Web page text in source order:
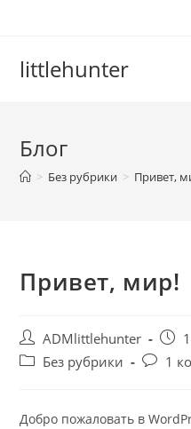
littlehunter
Блог
> Без рубрики > Привет,
Привет, мир!
Post
author:
ADMlittlehunter
PostБез рубрики
Post1
Добро пожаловать в